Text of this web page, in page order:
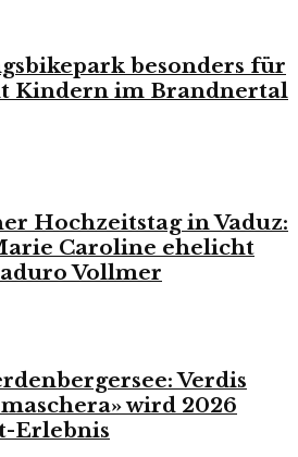
besonders für
Kindern im Brandnertal
Hochzeitstag in Vaduz:
Caroline ehelicht
Vollmer
Verdis
wird 2026
Erlebnis